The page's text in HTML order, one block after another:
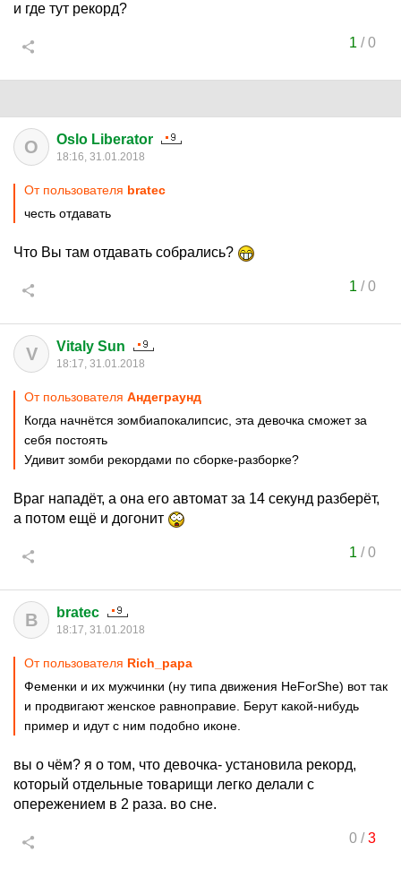
и где тут рекорд?
1 /0
O Oslo Liberator
18:16, 31.01.2018
От пользователя bratec
честь отдавать
Что Вы там отдавать собрались?
1 /0
V Vitaly Sun
18:17, 31.01.2018
От пользователя Aндеграунд
Когда начнётся зомбиапокалипсис, эта девочка сможет за
себя постоять
Удивит зомби рекордами по сборке-разборке?
Враг нападёт, а она его автомат за 14 секунд разберёт,
а потом ещё и догонит
1 /0
B bratec
18:17, 31.01.2018
От пользователя Rich_papa
Феменки и их мужчинки (ну типа движения HeForShe) вот так
и продвигают женское равноправие. Берут какой-нибудь
пример и идут с ним подобно иконе.
вы о чём? я о том, что девочка- установила рекорд,
который отдельные товарищи легко делали с
опережением в 2 раза. во сне.
0/3